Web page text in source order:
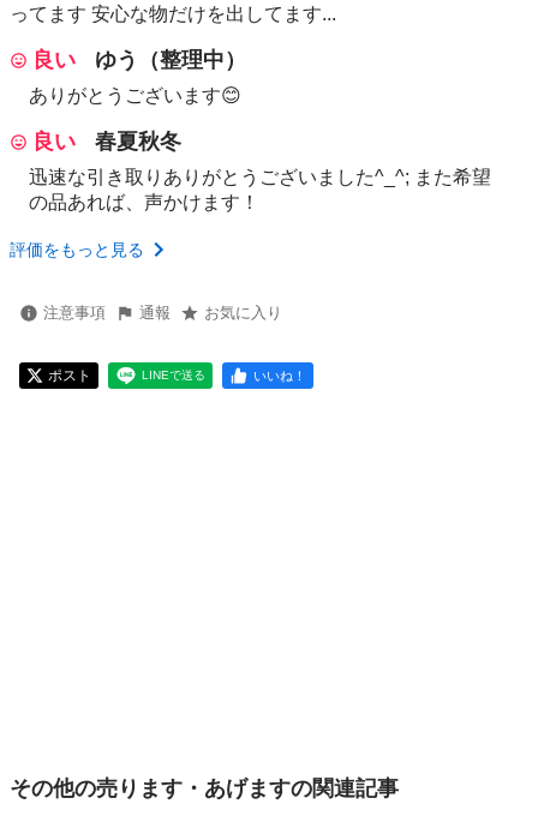
ってます 安心な物だけを出してます...
良い ゆう（整理中）
ありがとうございます😊
良い 春夏秋冬
迅速な引き取りありがとうございました^_^; また希望
の品あれば、声かけます！
評価をもっと見る
注意事項 通報 お気に入り
ポスト LINEで送る いいね！
その他の売ります・あげますの関連記事